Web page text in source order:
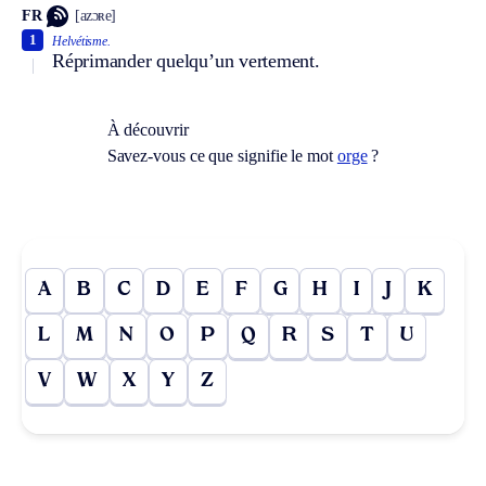
FR [azɔʀe]
Helvétisme.
Réprimander quelqu’un vertement.
1
À découvrir
Savez-vous ce que signifie le mot orge?
A B C D E F G H I J K
L M N O P Q R S T U
V W X Y Z